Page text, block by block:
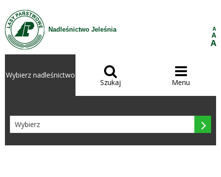
Przejdź do treści
Nadleśnictwo Jeleśnia A
A
A
Wybierz nadleśnictwo 
Szukaj

Menu
